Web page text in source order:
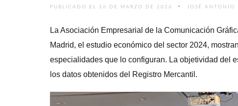
PUBLICADO EL 16 DE MARZO DE 2026 JOSÉ ANTONIO
La Asociación Empresarial de la Comunicación
Madrid, el estudio económico del sector 2024,
especialidades que lo configuran. La objetividad del
los datos obtenidos del Registro Mercantil.